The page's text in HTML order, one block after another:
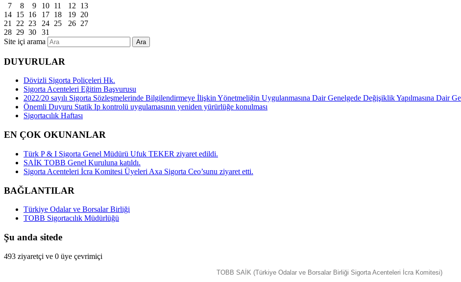
7
8 9 10 11 12
13
14 15 16 17 18 19 20
21
22 23 24 25 26 27
28 29 30
31
Site içi arama
Ara
DUYURULAR
Dövizli Sigorta Poliçeleri Hk.
Sigorta Acenteleri Eğitim Başvurusu
2022/20 sayılı Sigorta Sözleşmelerinde Bilgilendirmeye İlişkin Yönetmeliğin Uygulanmasına Dair Genelgede Değişiklik Yapılmasına Dair
Önemli Duyuru Statik Ip kontrolü uygulamasının yeniden yürürlüğe konulması
Sigortacılık Haftası
EN ÇOK OKUNANLAR
Türk P & I Sigorta Genel Müdürü Ufuk TEKER ziyaret edildi.
SAİK TOBB Genel Kuruluna katıldı.
Sigorta Acenteleri İcra Komitesi Üyeleri Axa Sigorta Ceo’sunu ziyaret etti.
BAĞLANTILAR
Türkiye Odalar ve Borsalar Birliği
TOBB Sigortacılık Müdürlüğü
Şu anda sitede
493 ziyaretçi ve 0 üye çevrimiçi
TOBB SAİK (Türkiye Odalar ve Borsalar Birliği Sigorta Acenteleri İcra Komitesi)